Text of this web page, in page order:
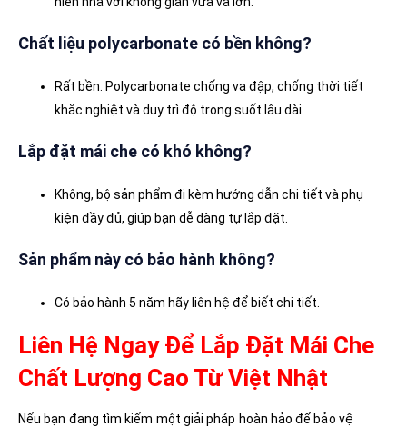
Chất liệu polycarbonate có bền không?
Rất bền. Polycarbonate chống va đập, chống thời tiết
khắc nghiệt và duy trì độ trong suốt lâu dài.
Lắp đặt mái che có khó không?
Không, bộ sản phẩm đi kèm hướng dẫn chi tiết và phụ
kiện đầy đủ, giúp bạn dễ dàng tự lắp đặt.
Sản phẩm này có bảo hành không?
Có bảo hành 5 năm hãy liên hệ để biết chi tiết.
Liên Hệ Ngay Để Lắp Đặt Mái Che
Chất Lượng Cao Từ Việt Nhật
Nếu bạn đang tìm kiếm một giải pháp hoàn hảo để bảo vệ